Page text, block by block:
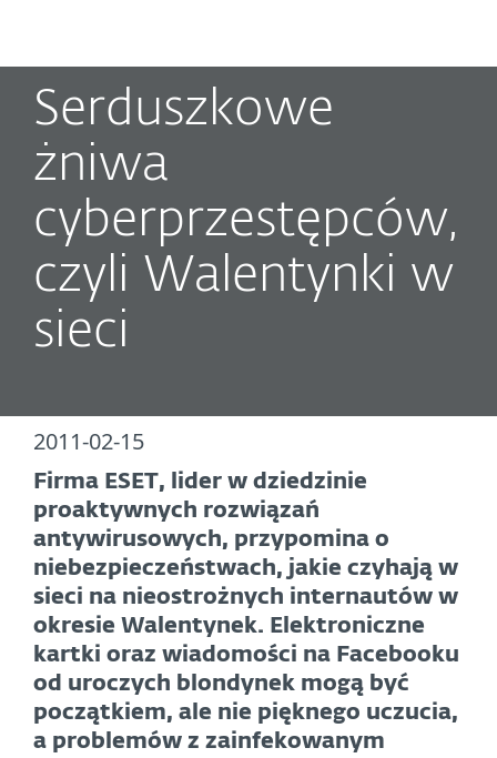
Serduszkowe
żniwa
cyberprzestępców,
czyli Walentynki w
sieci
2011-02-15
Firma ESET, lider w dziedzinie
proaktywnych rozwiązań
antywirusowych, przypomina o
niebezpieczeństwach, jakie czyhają w
sieci na nieostrożnych internautów w
okresie Walentynek. Elektroniczne
kartki oraz wiadomości na Facebooku
od uroczych blondynek mogą być
początkiem, ale nie pięknego uczucia,
a problemów z zainfekowanym